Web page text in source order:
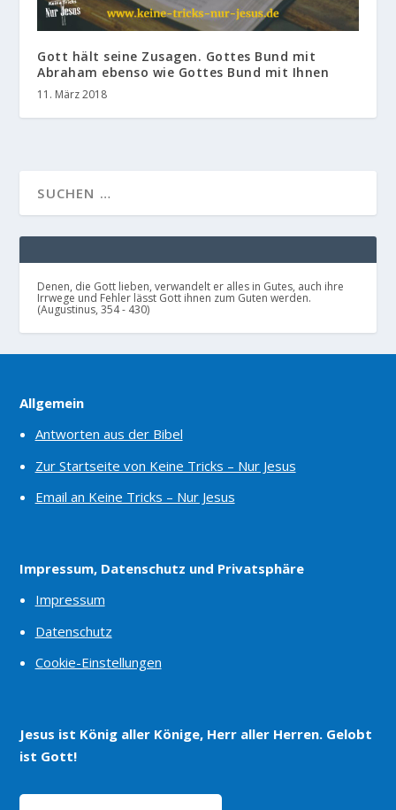
Gott hält seine Zusagen. Gottes Bund mit
Abraham ebenso wie Gottes Bund mit Ihnen
11. März 2018
Denen, die Gott lieben, verwandelt er alles in Gutes, auch ihre
Irrwege und Fehler lässt Gott ihnen zum Guten werden.
(Augustinus, 354 - 430)
Allgemein
Antworten aus der Bibel
Zur Startseite von Keine Tricks – Nur Jesus
Email an Keine Tricks – Nur Jesus
Impressum, Datenschutz und Privatsphäre
Impressum
Datenschutz
Cookie-Einstellungen
Jesus ist König aller Könige, Herr aller Herren. Gelobt
ist Gott!